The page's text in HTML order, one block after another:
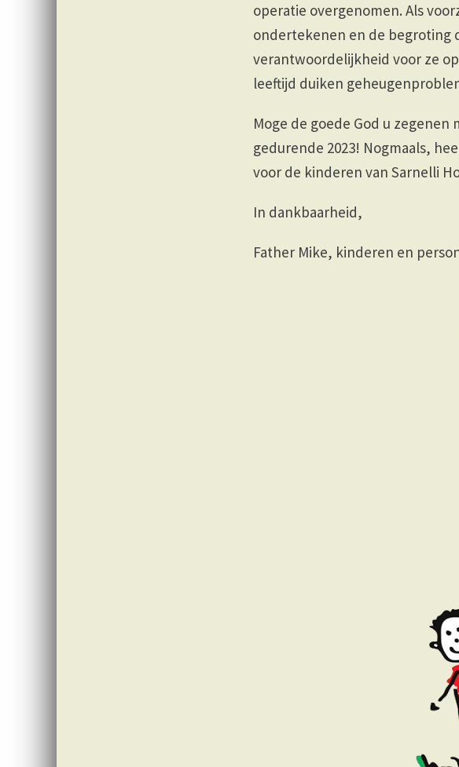
operatie overgenomen. Als
ondertekenen en de begroting
verantwoordelijkheid voor ze
leeftijd duiken
Moge de goede God u
gedurende 2023! Nogmaals,
voor de kinderen van Sarnelli
In dankbaarheid,
Father Mike, kinderen en